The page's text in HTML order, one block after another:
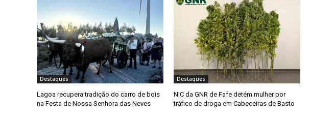
Destaques
Lagoa recupera tradição do carro de bois
na Festa de Nossa Senhora das Neves
Destaques
NIC da GNR de Fafe detém mulher por
tráfico de droga em Cabeceiras de Basto